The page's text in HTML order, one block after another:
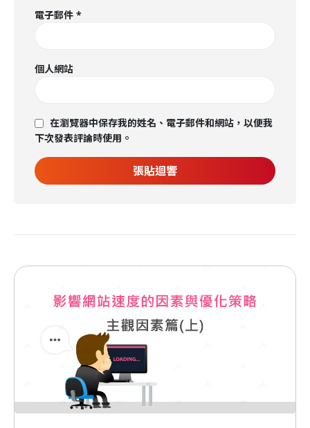
電子郵件 *
個人網站
在瀏覽器中保存我的姓名、電子郵件和網站，以便我
下次發表評論時使用。